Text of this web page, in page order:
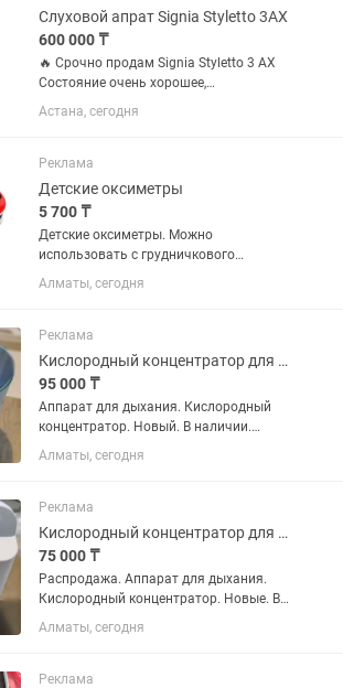
запросу....
Слуховой апрат Signia Styletto 3AX
600 000 ₸
🔥 Срочно продам Signia Styletto 3 AX
Состояние очень хорошее,
пользовались всего 4 месяца.
Оригинал, премиальная модель.
Bluetooth ✅ Подключается к iPhone /...
Астана, сегодня
Реклама
Детские оксиметры
5 700 ₸
Детские оксиметры. Можно
использовать с грудничкового
возраста. Есть синие и красные.
Алматы, сегодня
Реклама
Кислородный концентратор для дыхания. Новый.
95 000 ₸
Аппарат для дыхания. Кислородный
концентратор. Новый. В наличии.
Отличного качества. Производство
Китай заводской. Возможно в
Алматы, сегодня
Реклама
Кислородный концентратор для дыхания. Новые.
75 000 ₸
Распродажа. Аппарат для дыхания.
Кислородный концентратор. Новые. В
наличии. Отличного качества.
Возможно в рассрочку Каспи.
Алматы, сегодня
Реклама